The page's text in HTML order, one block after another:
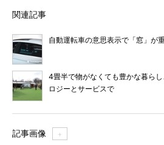
関連記事
自動運転車の意思表示で「窓」が
4畳半で物がなくても豊かな暮ら
ロジーとサービスで
記事画像 ＋